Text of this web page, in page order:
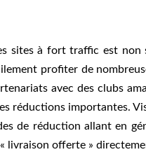
sites à fort traffic est
profiter de
avec des clubs
réductions importantes.
de réduction allant en
livraison offerte »